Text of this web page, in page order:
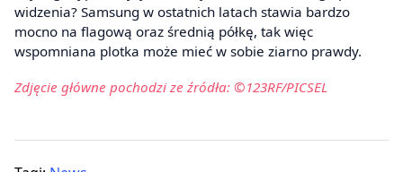
widzenia? Samsung w ostatnich latach stawia bardzo
mocno na flagową oraz średnią półkę, tak więc
wspomniana plotka może mieć w sobie ziarno prawdy.
Zdjęcie główne pochodzi ze źródła: ©123RF/PICSEL